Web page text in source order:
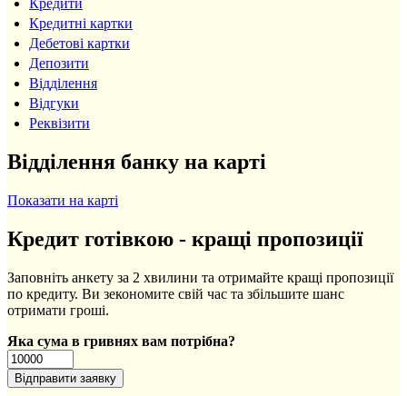
Кредитні картки
Дебетові картки
Депозити
Відділення
Відгуки
Реквізити
Відділення банку на карті
Показати на карті
Кредит готівкою - кращі пропозиції
Заповніть анкету за 2 хвилини та отримайте кращі пропозиції
по кредиту. Ви зекономите свій час та збільшите шанс
отримати гроші.
Яка сума в гривнях вам потрібна?